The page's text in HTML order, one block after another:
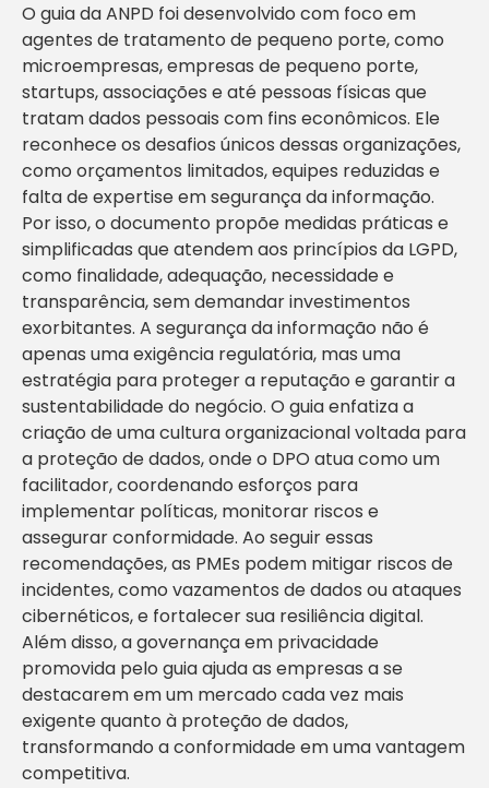
O guia da ANPD foi desenvolvido com foco em
agentes de tratamento de pequeno porte, como
microempresas, empresas de pequeno porte,
startups, associações e até pessoas físicas que
tratam dados pessoais com fins econômicos. Ele
reconhece os desafios únicos dessas organizações,
como orçamentos limitados, equipes reduzidas e
falta de expertise em segurança da informação.
Por isso, o documento propõe medidas práticas e
simplificadas que atendem aos princípios da LGPD,
como finalidade, adequação, necessidade e
transparência, sem demandar investimentos
exorbitantes. A segurança da informação não é
apenas uma exigência regulatória, mas uma
estratégia para proteger a reputação e garantir a
sustentabilidade do negócio. O guia enfatiza a
criação de uma cultura organizacional voltada para
a proteção de dados, onde o DPO atua como um
facilitador, coordenando esforços para
implementar políticas, monitorar riscos e
assegurar conformidade. Ao seguir essas
recomendações, as PMEs podem mitigar riscos de
incidentes, como vazamentos de dados ou ataques
cibernéticos, e fortalecer sua resiliência digital.
Além disso, a governança em privacidade
promovida pelo guia ajuda as empresas a se
destacarem em um mercado cada vez mais
exigente quanto à proteção de dados,
transformando a conformidade em uma vantagem
competitiva.